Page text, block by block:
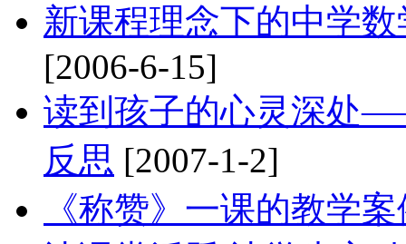
新课程理念下的中学
[2006-6-15]
读到孩子的心灵深处
反思 [2007-1-2]
《称赞》一课的教学